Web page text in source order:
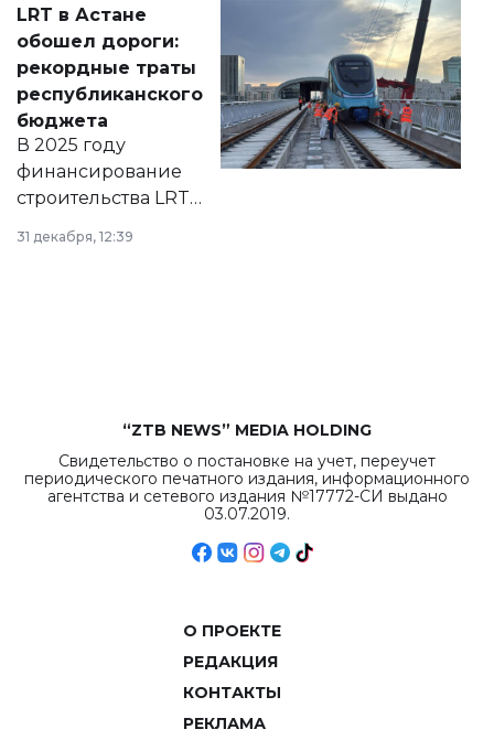
документ
появился в базе
нормативных
правовых актов и
на сайте маслихат
города.
LRT в Астане
обошел дороги:
рекордные траты
республиканского
бюджета
В 2025 году
финансирование
строительства LRT
в Астане из
республиканского
31 декабря, 12:39
“ZTB NEWS” MEDIA HOLDING
Свидетельство о постановке на учет, переучет
периодического печатного издания, информационного
агентства и сетевого издания №17772-СИ выдано
03.07.2019.
О ПРОЕКТЕ
РЕДАКЦИЯ
КОНТАКТЫ
РЕКЛАМА